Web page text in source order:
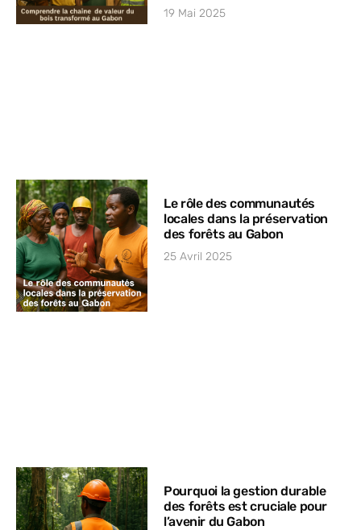
19 Mai 2025
Le rôle des communautés
locales dans la préservation
des forêts au Gabon
25 Avril 2025
Pourquoi la gestion durable
des forêts est cruciale pour
l’avenir du Gabon